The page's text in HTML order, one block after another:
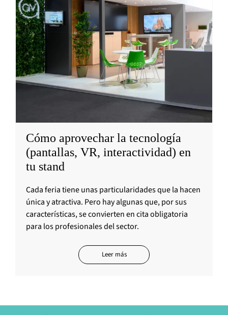
Cómo aprovechar la tecnología
(pantallas, VR, interactividad) en
tu stand
Cada feria tiene unas particularidades que la hacen
única y atractiva. Pero hay algunas que, por sus
características, se convierten en cita obligatoria
para los profesionales del sector.
Leer más